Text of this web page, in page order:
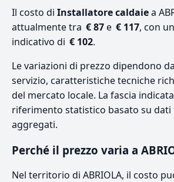
Il costo di Installatore caldaiea
attualmente tra € 87e € 117, con
indicativo di € 102.
Le variazioni di prezzo dipendono
servizio, caratteristiche tecniche
del mercato locale. La fascia
riferimento statistico basato su
aggregati.
Perché il prezzo varia a
Nel territorio di ABRIOLA, il costo